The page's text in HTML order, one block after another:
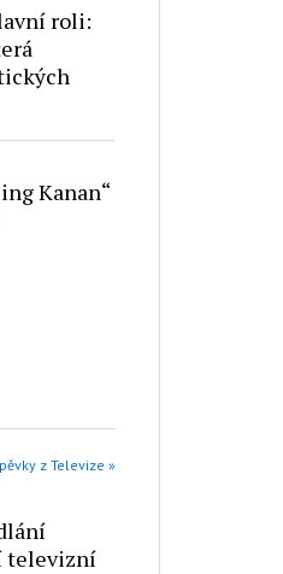
roli:
Kanan“
z Televize »
televizní